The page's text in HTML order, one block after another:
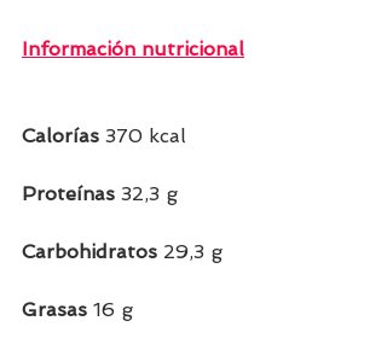
Información nutricional
Calorías 370 kcal
Proteínas 32,3 g
Carbohidratos 29,3 g
Grasas 16 g